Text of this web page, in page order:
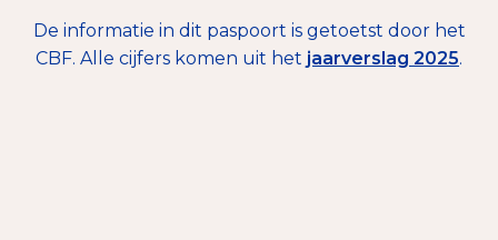
De informatie in dit paspoort is getoetst door het
CBF. Alle cijfers komen uit het jaarverslag 2025.